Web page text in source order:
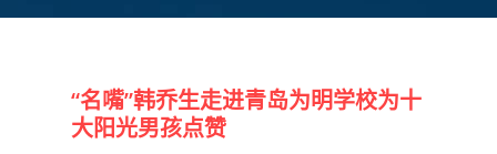
“名嘴”韩乔生走进青岛为明学校为十
大阳光男孩点赞